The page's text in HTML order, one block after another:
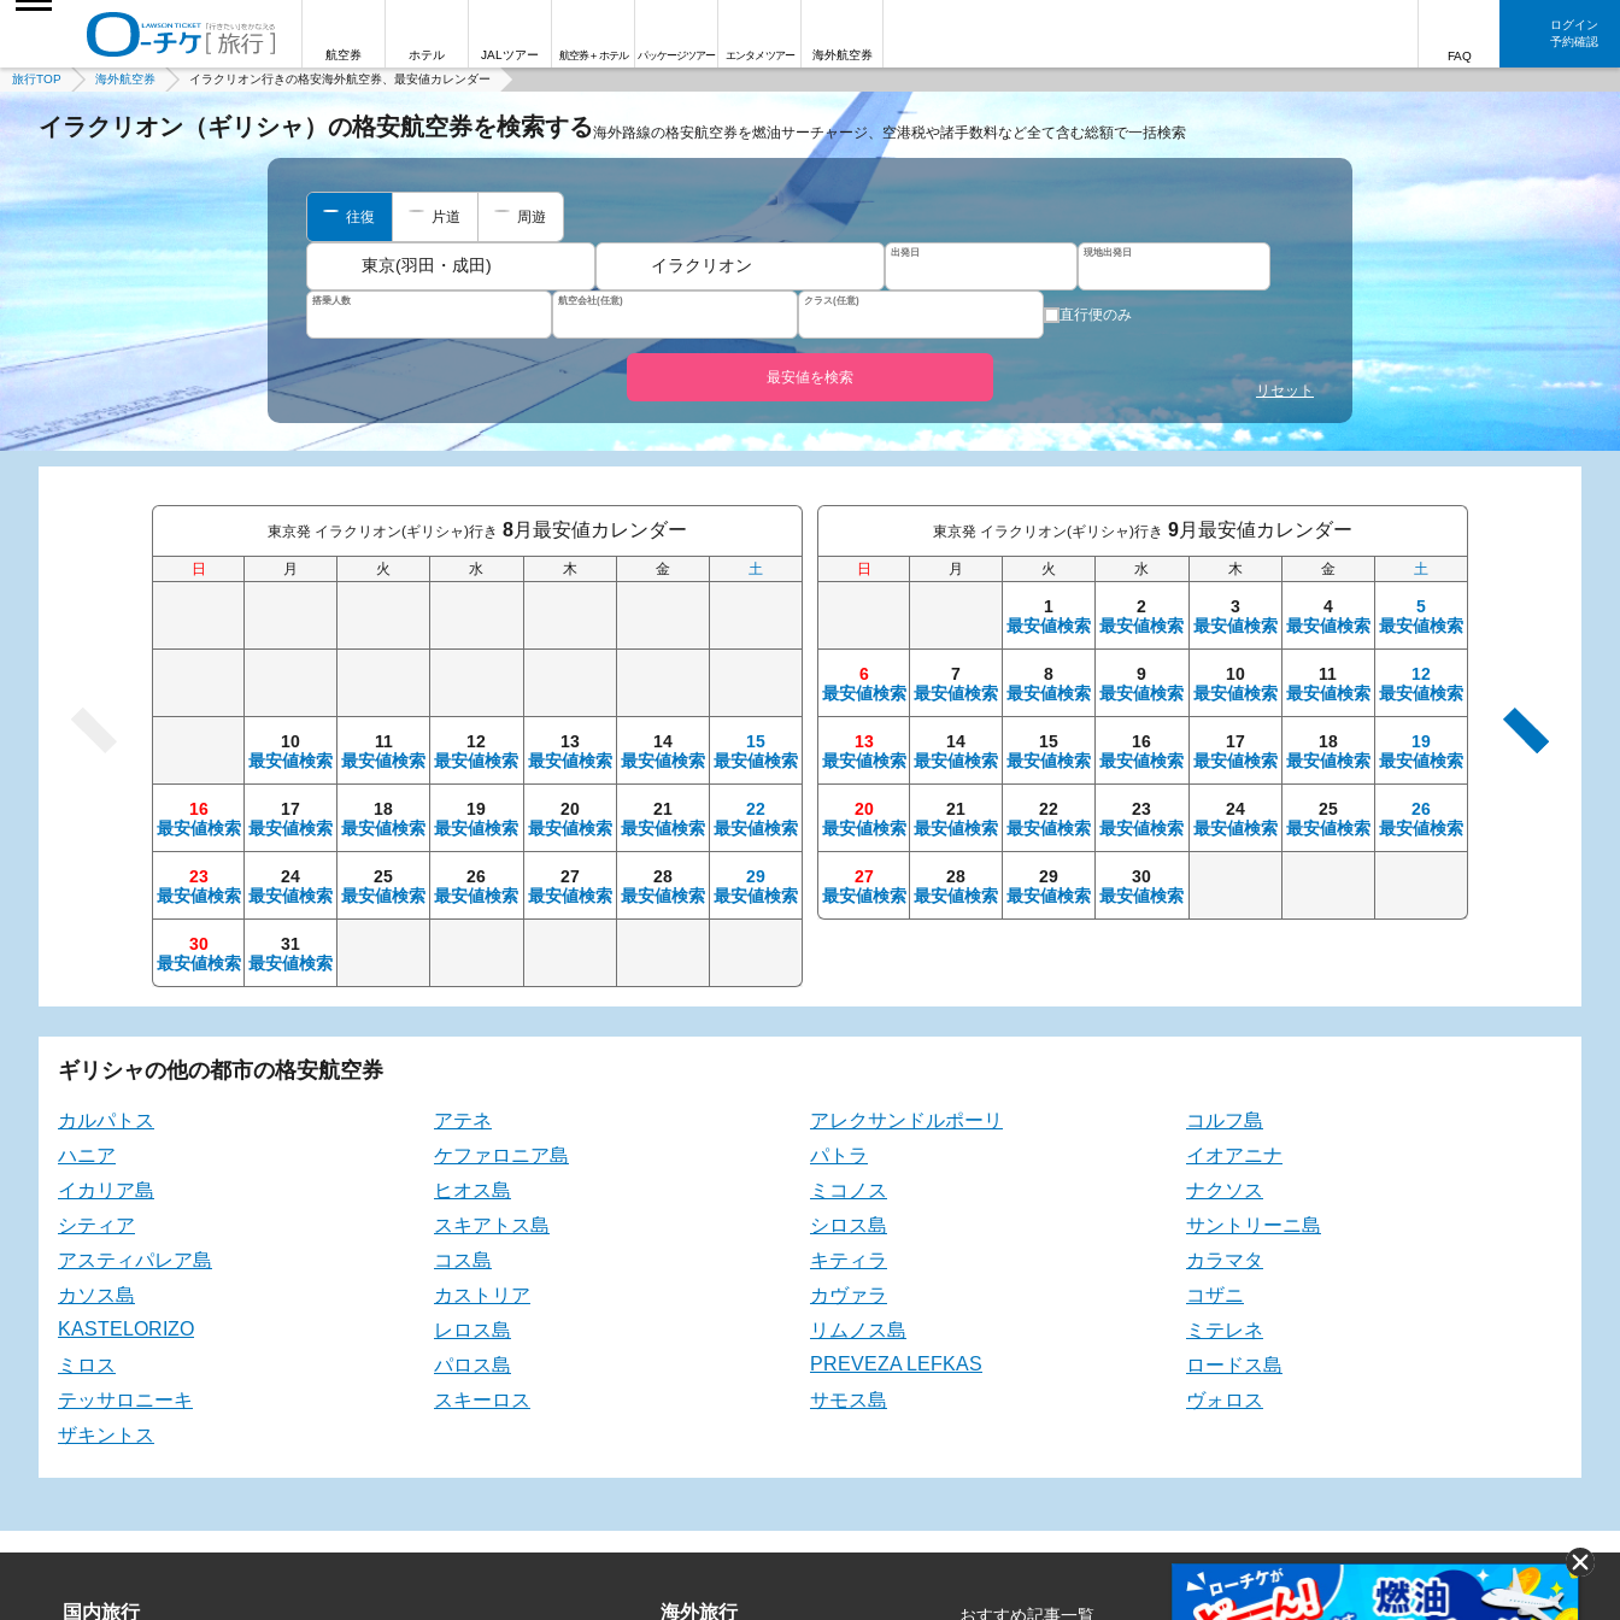
航空券 ホテル JALツアー 航空券＋ホテル パッケージツアー エンタメツアー 海外航空券 FAQ
ログイン
予約確認
旅行TOP 海外航空券 イラクリオン行きの格安海外航空券、最安値カレンダー
イラクリオン（ギリシャ）の格安航空券を検索する海外路線の格安航空券を燃油サーチャージ、空港税や諸手数料など全て含む総額で一括検索
往復 片道 周遊
東京(羽田・成田) イラクリオン
出発日 現地出発日
搭乗人数 航空会社(任意) クラス(任意)
直行便のみ
最安値を検索
リセット
東京発 イラクリオン(ギリシャ)行き 8月最安値カレンダー
日 月 火 水 木 金 土
10
最安値検索
11
最安値検索
12
最安値検索
13
最安値検索
14
最安値検索
15
最安値検索
16
最安値検索
17
最安値検索
18
最安値検索
19
最安値検索
20
最安値検索
21
最安値検索
22
最安値検索
23
最安値検索
24
最安値検索
25
最安値検索
26
最安値検索
27
最安値検索
28
最安値検索
29
最安値検索
30
最安値検索
31
最安値検索
東京発 イラクリオン(ギリシャ)行き 9月最安値カレンダー
日 月 火 水 木 金 土
1
最安値検索
2
最安値検索
3
最安値検索
4
最安値検索
5
最安値検索
6
最安値検索
7
最安値検索
8
最安値検索
9
最安値検索
10
最安値検索
11
最安値検索
12
最安値検索
13
最安値検索
14
最安値検索
15
最安値検索
16
最安値検索
17
最安値検索
18
最安値検索
19
最安値検索
20
最安値検索
21
最安値検索
22
最安値検索
23
最安値検索
24
最安値検索
25
最安値検索
26
最安値検索
27
最安値検索
28
最安値検索
29
最安値検索
30
最安値検索
11
最安値検索
ギリシャの他の都市の格安航空券
カルパトス アテネ アレクサンドルポーリ
コルフ島
ハニア
ケファロニア島 パトラ
イオアニナ
イカリア島
ヒオス島 ミコノス
ナクソス
シティア
スキアトス島 シロス島
サントリーニ島
アスティパレア島
コス島 キティラ
カラマタ
カソス島
カストリア カヴァラ
コザニ
KASTELORIZO
レロス島 リムノス島
ミテレネ
ミロス
パロス島 PREVEZA LEFKAS
ロードス島
テッサロニーキ
スキーロス サモス島
ヴォロス
ザキントス
国内旅行 海外旅行 おすすめ記事一覧 株式会社ローソンエンタテインメント